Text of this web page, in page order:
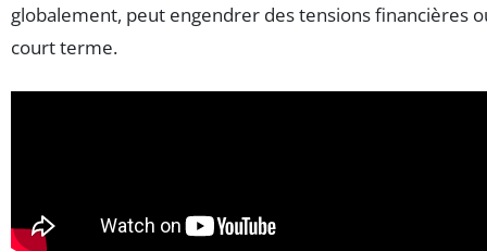
globalement, peut engendrer des tensions financières
court terme.